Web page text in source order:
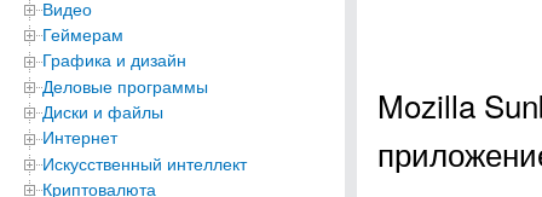
Видео
Геймерам
Графика и дизайн
Деловые программы
Диски и файлы
Интернет
Искусственный интеллект
Криптовалюта
Mozilla